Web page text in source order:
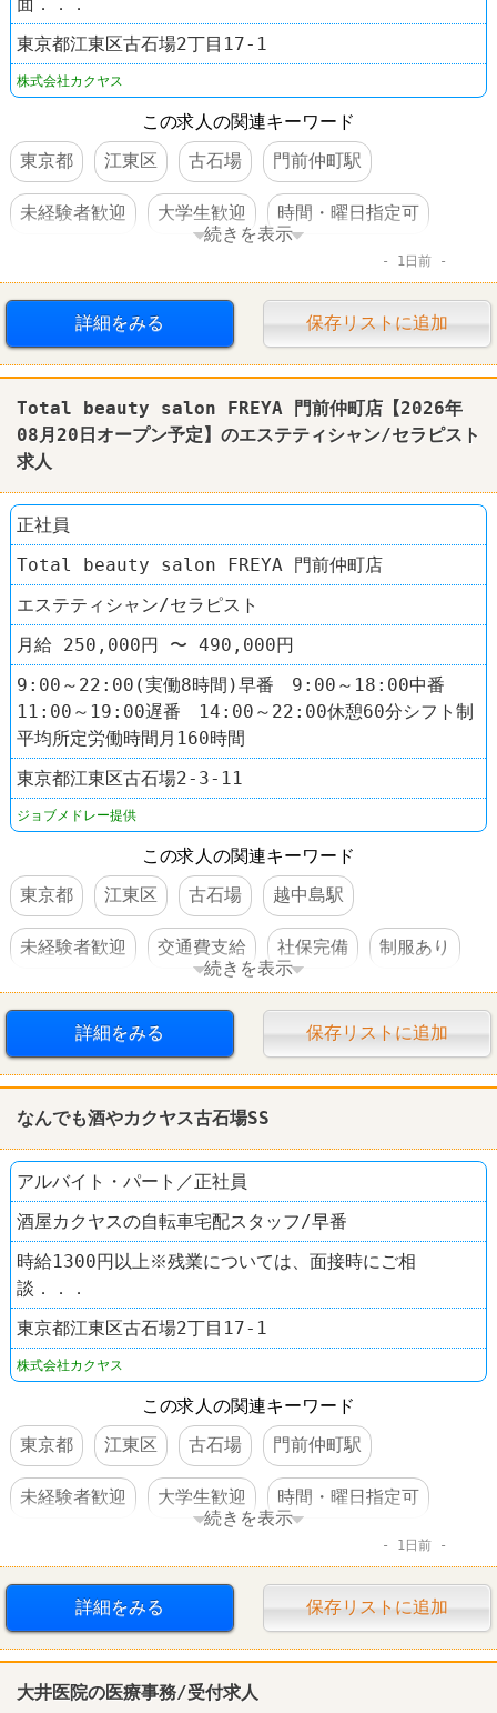
東京都江東区古石場2丁目17-1
株式会社カクヤス
この求人の関連キーワード
東京都
江東区 古石場 門前仲町駅
未経験者歓迎 大学生歓迎 時間・曜日指定可
昇給あり 制服あり 社員登用あり 大量募集
その他小売店 なんでも酒や カクヤス
続きを表示
1日前
詳細をみる 保存リストに追加
Total beauty salon FREYA 門前仲町店【2026年
08月20日オープン予定】のエステティシャン/セラピスト
求人
正社員
Total beauty salon FREYA 門前仲町店
エステティシャン/セラピスト
月給 250,000円 〜 490,000円
9:00～22:00(実働8時間)早番 9:00～18:00中番
11:00～19:00遅番 14:00～22:00休憩60分シフト制
平均所定労働時間月160時間
東京都江東区古石場2-3-11
ジョブメドレー提供
この求人の関連キーワード
東京都
江東区 古石場 越中島駅
未経験者歓迎 交通費支給 社保完備 制服あり
車・バイク通勤可 オープニングスタッフ
続きを表示
詳細をみる 保存リストに追加
なんでも酒やカクヤス古石場SS
アルバイト・パート／正社員
酒屋カクヤスの自転車宅配スタッフ/早番
時給1300円以上※残業については、面接時にご相
談．．．
東京都江東区古石場2丁目17-1
株式会社カクヤス
この求人の関連キーワード
東京都
江東区 古石場 門前仲町駅
未経験者歓迎 大学生歓迎 時間・曜日指定可
昇給あり 制服あり 社員登用あり 大量募集
その他小売店 なんでも酒や カクヤス
続きを表示
1日前
詳細をみる 保存リストに追加
大井医院の医療事務/受付求人